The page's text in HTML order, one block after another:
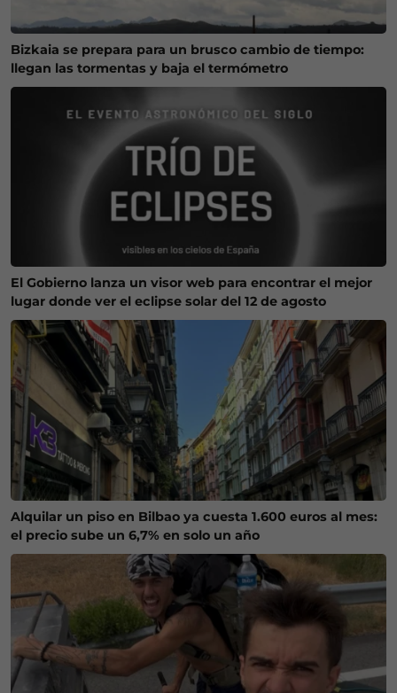
Bizkaia se prepara para un brusco cambio de tiempo:
llegan las tormentas y baja el termómetro
El Gobierno lanza un visor web para encontrar el mejor
lugar donde ver el eclipse solar del 12 de agosto
Alquilar un piso en Bilbao ya cuesta 1.600 euros al mes:
el precio sube un 6,7% en solo un año